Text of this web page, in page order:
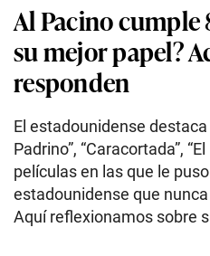
Al Pacino cumple
su mejor papel?
responden
El estadounidense destaca
Padrino”, “Caracortada”,
películas en las que le
estadounidense que
Aquí reflexionamos sobre